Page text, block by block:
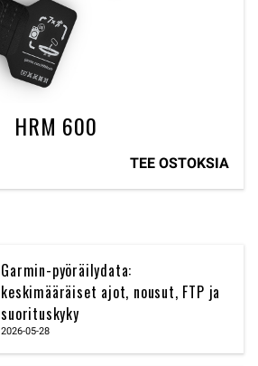
HRM 600
TEE OSTOKSIA
Garmin-pyöräilydata:
keskimääräiset ajot, nousut, FTP ja
suorituskyky
2026-05-28